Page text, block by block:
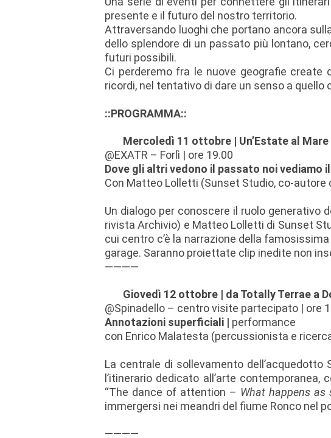
presente e il futuro del nostro territorio.
Attraversando luoghi che portano ancora
dello splendore di un passato più lontano,
futuri possibili.
Ci perderemo fra le nuove geografie
ricordi, nel tentativo di dare un senso a quello
::PROGRAMMA::
Mercoledì 11 ottobre | Un’Estate al Mare
@EXATR – Forlì | ore 19.00
Dove gli altri vedono il passato noi vediamo
Con Matteo Lolletti (Sunset Studio, co-
Un dialogo per conoscere il ruolo generativo
rivista Archivio) e Matteo Lolletti di Sunset
cui centro c’è la narrazione della
garage. Saranno proiettate clip inedite non
————
Giovedì 12 ottobre | da Totally Terrae a
@Spinadello – centro visite partecipato | ore
Annotazioni superficiali | performance
con Enrico Malatesta (percussionista e
La centrale di sollevamento dell’acquedotto
l’itinerario dedicato all’arte
“The dance of attention – What happens as
immergersi nei meandri del fiume Ronco nel
————